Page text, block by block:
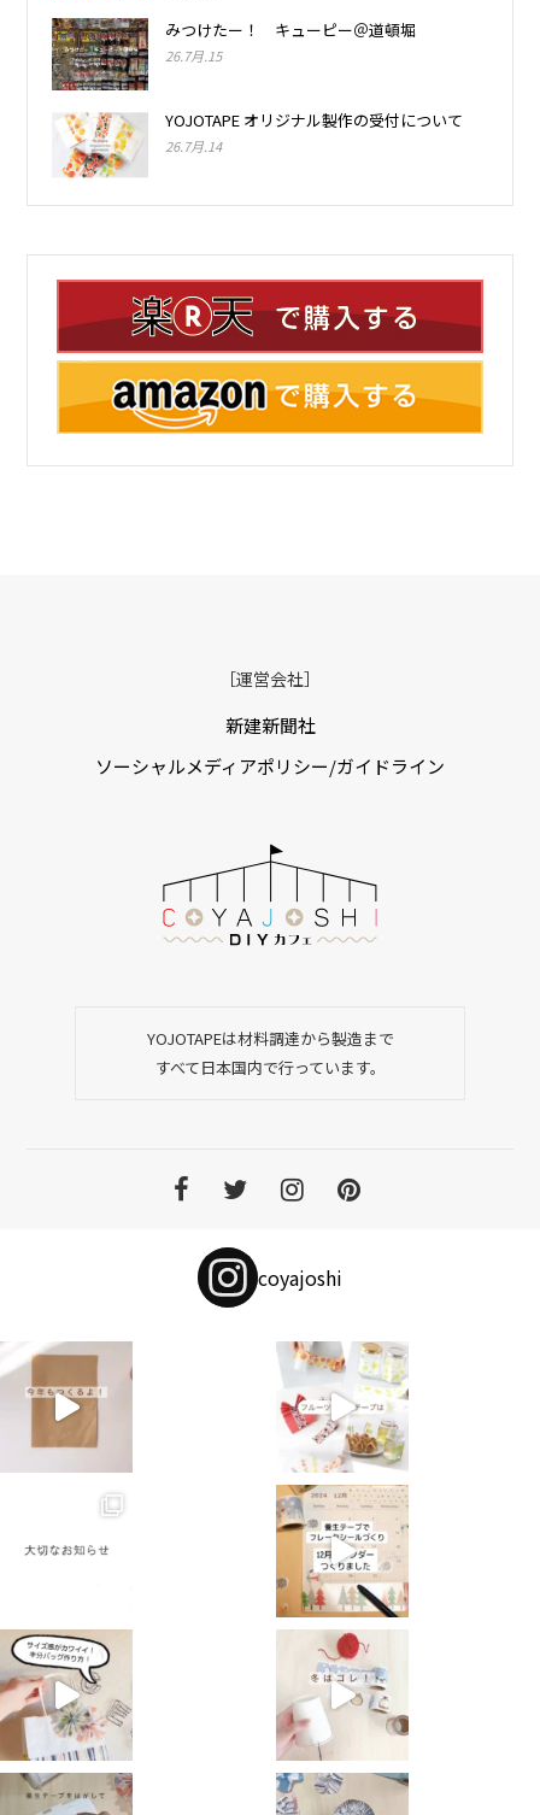
みつけたー！ キューピー＠道頓堀
26.7月.15
YOJOTAPE オリジナル製作の受付について
26.7月.14
［運営会社］
新建新聞社
ソーシャルメディアポリシー/ガイドライン
YOJOTAPEは材料調達から製造まで
すべて日本国内で行っています。
coyajoshi